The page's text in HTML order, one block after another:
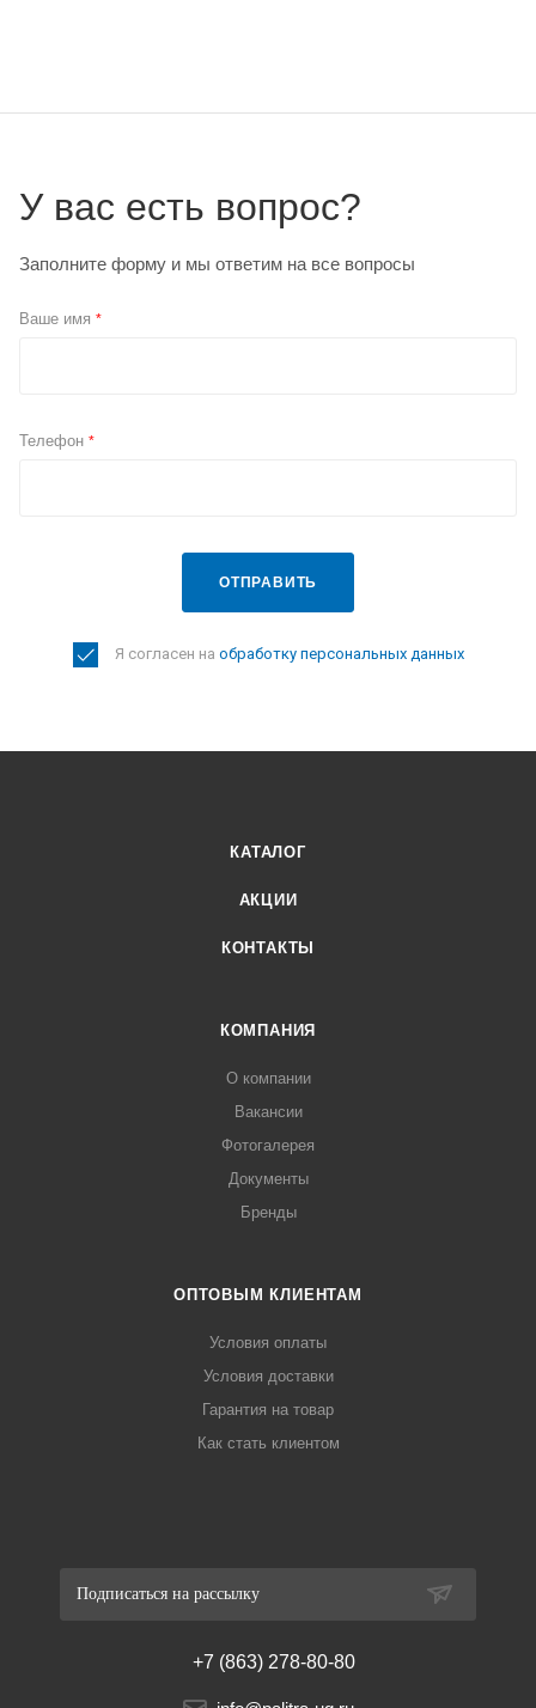
У вас есть вопрос?
Заполните форму и мы ответим на все вопросы
Ваше имя *
Телефон *
ОТПРАВИТЬ
Я согласен на обработку персональных данных
КАТАЛОГ
АКЦИИ
КОНТАКТЫ
КОМПАНИЯ
О компании
Вакансии
Фотогалерея
Документы
Бренды
ОПТОВЫМ КЛИЕНТАМ
Условия оплаты
Условия доставки
Гарантия на товар
Как стать клиентом
Подписаться на рассылку
+7 (863) 278-80-80